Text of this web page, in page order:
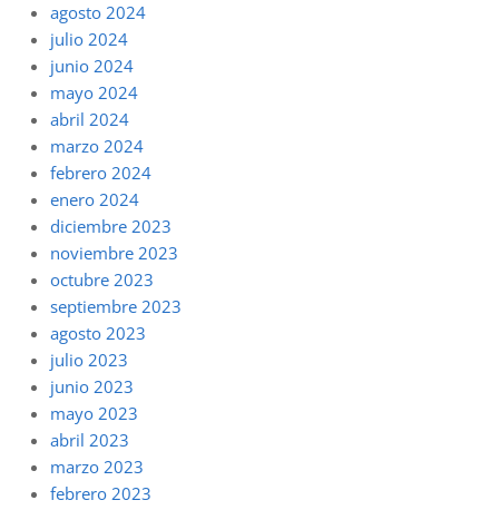
agosto 2024
julio 2024
junio 2024
mayo 2024
abril 2024
marzo 2024
febrero 2024
enero 2024
diciembre 2023
noviembre 2023
octubre 2023
septiembre 2023
agosto 2023
julio 2023
junio 2023
mayo 2023
abril 2023
marzo 2023
febrero 2023